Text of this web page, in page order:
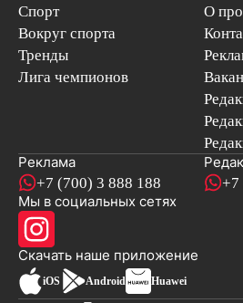
Спорт
Вокруг спорта
Тренды
Лига чемпионов
О
Реклама
+7 (700) 3 888 188 +7
Мы в социальных сетях
Скачать наше приложение
iOS Android Huawei